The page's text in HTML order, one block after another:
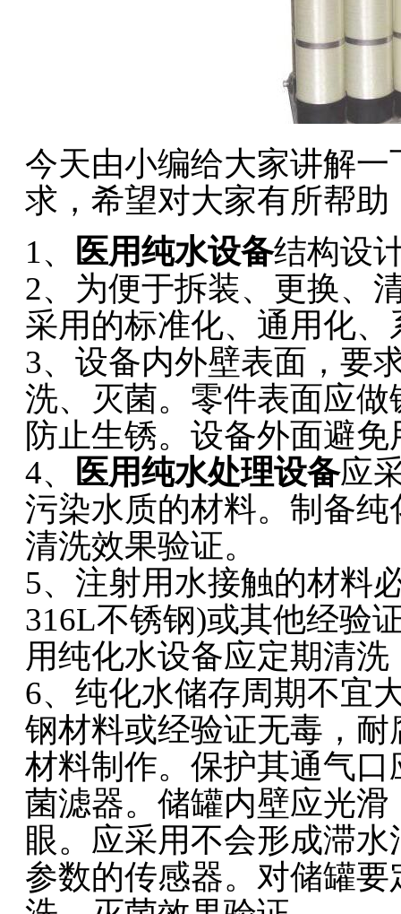
今天由小编给大家讲解一
求，希望对大家有所帮助
1、
医用纯水设备结构设
2、为便于拆装、更换、
采用的标准化、通用化
3、设备内外壁表面，要
洗、灭菌。零件表面应
防止生锈。设备外面避
4、
医用纯水处理设备应
污染水质的材料。制备
清洗效果验证。
5、注射用水接触的材料
316L不锈钢)或其他经验
用纯化水设备应定期清
6、纯化水储存周期不宜
钢材料或经验证无毒，
材料制作。保护其通气
菌滤器。储罐内壁应光
眼。应采用不会形成滞
参数的传感器。对储罐